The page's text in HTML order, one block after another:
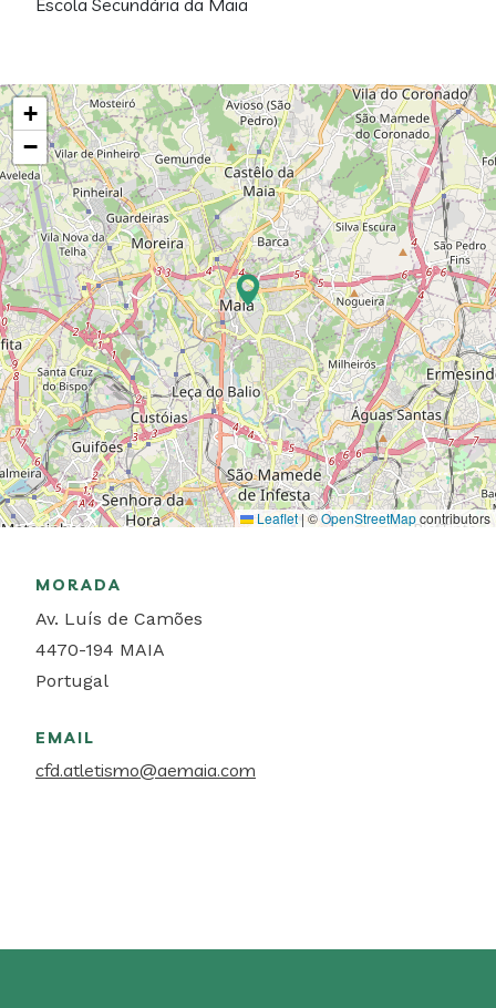
+
−
Leaflet |©OpenStreetMapcontributors
MORADA
Av. Luís de Camões
4470-194 MAIA
Portugal
EMAIL
cfd.atletismo@aemaia.com